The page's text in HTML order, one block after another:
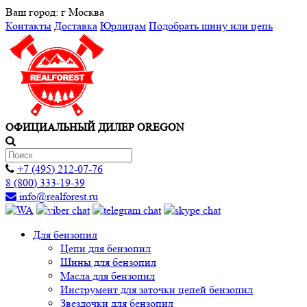
Ваш город: г Москва
Контакты Доставка Юрлицам Подобрать шину или цепь
ОФИЦИАЛЬНЫЙ ДИЛЕР OREGON
+7 (495) 212-07-76
8 (800) 333-19-39
info@realforest.ru
Для бензопил
Цепи для бензопил
Шины для бензопил
Масла для бензопил
Инструмент для заточки цепей бензопил
Звездочки для бензопил